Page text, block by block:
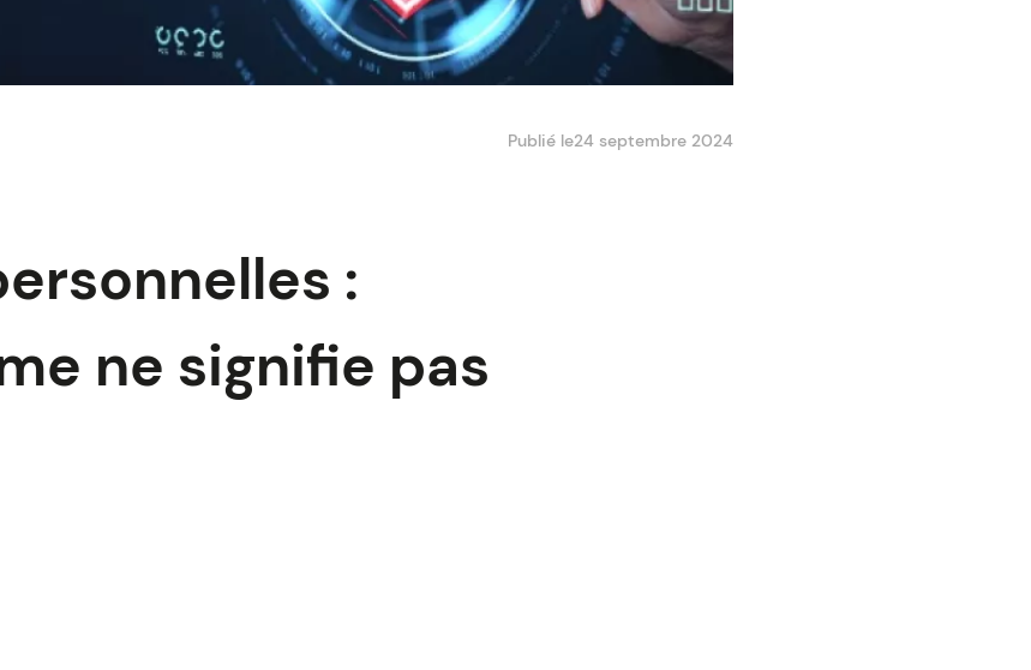
Publié le24 septembre 2024
:
ne signifie pas